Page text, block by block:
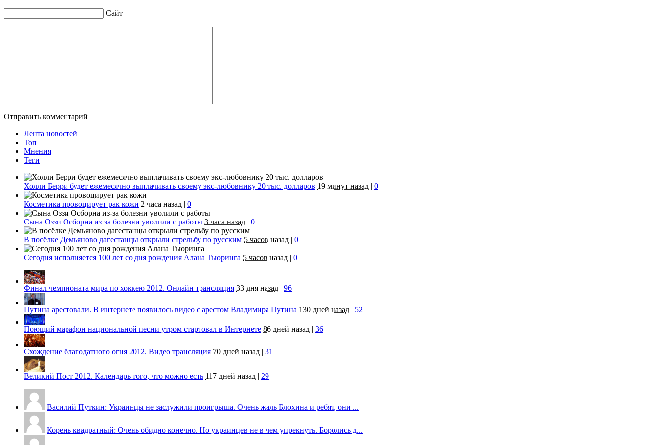
Сайт
Отправить комментарий
Лента новостей
Топ
Мнения
Теги
Холли Берри будет ежемесячно выплачивать своему экс-любовнику 20 тыс. долларов 19 минут назад | 0
Косметика провоцирует рак кожи 2 часа назад | 0
Сына Оззи Осборна из-за болезни уволили с работы 3 часа назад | 0
В посёлке Демьяново дагестанцы открыли стрельбу по русским 5 часов назад | 0
Сегодня исполняется 100 лет со дня рождения Алана Тьюринга 5 часов назад | 0
Финал чемпионата мира по хоккею 2012. Онлайн трансляция 33 дня назад | 96
Путина арестовали. В интернете появилось видео с арестом Владимира Путина 130 дней назад | 52
Поющий марафон национальной песни утром стартовал в Интернете 86 дней назад | 36
Схождение благодатного огня 2012. Видео трансляция 70 дней назад | 31
Великий Пост 2012. Календарь того, что можно есть 117 дней назад | 29
Василий Путкин: Украинцы не заслужили проигрыша. Очень жаль Блохина и ребят, они ...
Корень квадратный: Очень обидно конечно. Но украинцев не в чем упрекнуть. Боролись д...